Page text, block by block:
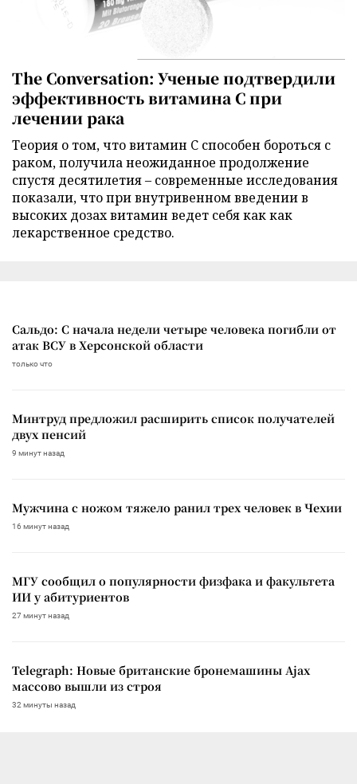
The Conversation: Ученые подтвердили
эффективность витамина C при
лечении рака
Теория о том, что витамин C способен бороться с
раком, получила неожиданное продолжение
спустя десятилетия – современные исследования
показали, что при внутривенном введении в
высоких дозах витамин ведет себя как как
лекарственное средство.
Сальдо: С начала недели четыре человека погибли от
атак ВСУ в Херсонской области
только что
Минтруд предложил расширить список получателей
двух пенсий
9 минут назад
Мужчина с ножом тяжело ранил трех человек в Чехии
16 минут назад
МГУ сообщил о популярности физфака и факультета
ИИ у абитуриентов
27 минут назад
Telegraph: Новые британские бронемашины Ajax
массово вышли из строя
32 минуты назад